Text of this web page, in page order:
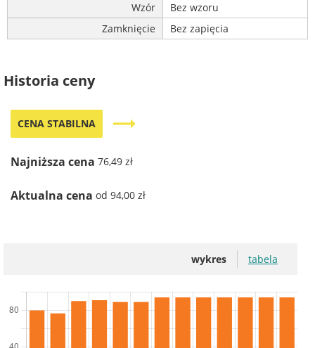
Wzór
Bez wzoru
Zamknięcie
Bez zapięcia
Historia ceny
CENA STABILNA trending_flat
Najniższa cena 76,49 zł
Aktualna cena od 94,00 zł
wykres tabela